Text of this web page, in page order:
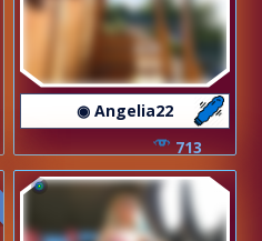
◉ Angelia22
713